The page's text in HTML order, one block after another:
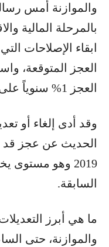
والموازنة أمس
بالمرحلة المالية
ابقاء الإصلاحات
العجز المتوقعة،
العجز 1% سنوياً على خمس 5 سنوات.
وقد أدى إلغاء أو
2019 وهو
السابقة.
ما هي أبرز
والموازنة، حتى